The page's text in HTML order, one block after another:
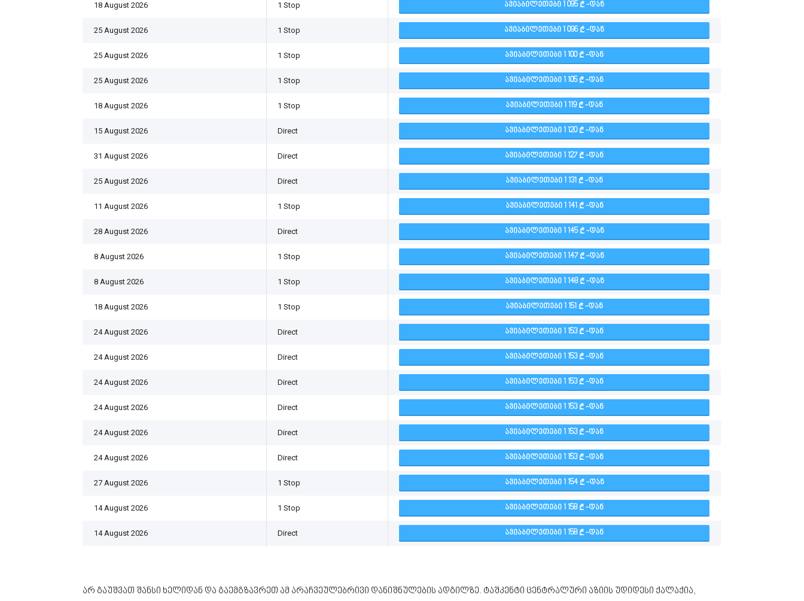
18 August 2026 1 Stop ᲐᲕᲘᲐᲑᲘᲚᲔᲗᲔᲑᲘ 1 095 -ᲓᲐᲜ
25 August 2026 1 Stop ᲐᲕᲘᲐᲑᲘᲚᲔᲗᲔᲑᲘ 1 096 -ᲓᲐᲜ
25 August 2026 1 Stop ᲐᲕᲘᲐᲑᲘᲚᲔᲗᲔᲑᲘ 1 100 -ᲓᲐᲜ
25 August 2026 1 Stop ᲐᲕᲘᲐᲑᲘᲚᲔᲗᲔᲑᲘ 1 105 -ᲓᲐᲜ
18 August 2026 1 Stop ᲐᲕᲘᲐᲑᲘᲚᲔᲗᲔᲑᲘ 1 119 -ᲓᲐᲜ
15 August 2026 Direct ᲐᲕᲘᲐᲑᲘᲚᲔᲗᲔᲑᲘ 1 120 -ᲓᲐᲜ
31 August 2026 Direct ᲐᲕᲘᲐᲑᲘᲚᲔᲗᲔᲑᲘ 1 127 -ᲓᲐᲜ
25 August 2026 Direct ᲐᲕᲘᲐᲑᲘᲚᲔᲗᲔᲑᲘ 1 131 -ᲓᲐᲜ
11 August 2026 1 Stop ᲐᲕᲘᲐᲑᲘᲚᲔᲗᲔᲑᲘ 1 141 -ᲓᲐᲜ
28 August 2026 Direct ᲐᲕᲘᲐᲑᲘᲚᲔᲗᲔᲑᲘ 1 145 -ᲓᲐᲜ
8 August 2026 1 Stop ᲐᲕᲘᲐᲑᲘᲚᲔᲗᲔᲑᲘ 1 147 -ᲓᲐᲜ
8 August 2026 1 Stop ᲐᲕᲘᲐᲑᲘᲚᲔᲗᲔᲑᲘ 1 148 -ᲓᲐᲜ
18 August 2026 1 Stop ᲐᲕᲘᲐᲑᲘᲚᲔᲗᲔᲑᲘ 1 151 -ᲓᲐᲜ
24 August 2026 Direct ᲐᲕᲘᲐᲑᲘᲚᲔᲗᲔᲑᲘ 1 153 -ᲓᲐᲜ
24 August 2026 Direct ᲐᲕᲘᲐᲑᲘᲚᲔᲗᲔᲑᲘ 1 153 -ᲓᲐᲜ
24 August 2026 Direct ᲐᲕᲘᲐᲑᲘᲚᲔᲗᲔᲑᲘ 1 153 -ᲓᲐᲜ
24 August 2026 Direct ᲐᲕᲘᲐᲑᲘᲚᲔᲗᲔᲑᲘ 1 153 -ᲓᲐᲜ
24 August 2026 Direct ᲐᲕᲘᲐᲑᲘᲚᲔᲗᲔᲑᲘ 1 153 -ᲓᲐᲜ
24 August 2026 Direct ᲐᲕᲘᲐᲑᲘᲚᲔᲗᲔᲑᲘ 1 153 -ᲓᲐᲜ
27 August 2026 1 Stop ᲐᲕᲘᲐᲑᲘᲚᲔᲗᲔᲑᲘ 1 154 -ᲓᲐᲜ
14 August 2026 1 Stop ᲐᲕᲘᲐᲑᲘᲚᲔᲗᲔᲑᲘ 1 158 -ᲓᲐᲜ
14 August 2026 Direct ᲐᲕᲘᲐᲑᲘᲚᲔᲗᲔᲑᲘ 1 158 -ᲓᲐᲜ
არ გაუშვათ შანსი ხელიდან და გაემგზავრეთ ამ არაჩვეულებრივი დანიშნულების ადგილზე. ტაშკენტი ცენტრალური აზიის უდიდესი ქალაქია,